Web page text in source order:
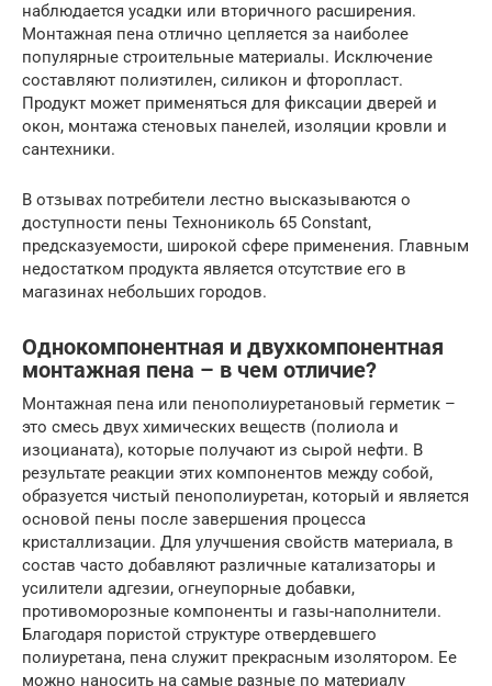
наблюдается усадки или вторичного расширения.
Монтажная пена отлично цепляется за наиболее
популярные строительные материалы. Исключение
составляют полиэтилен, силикон и фторопласт.
Продукт может применяться для фиксации дверей и
окон, монтажа стеновых панелей, изоляции кровли и
сантехники.
В отзывах потребители лестно высказываются о
доступности пены Технониколь 65 Constant,
предсказуемости, широкой сфере применения. Главным
недостатком продукта является отсутствие его в
магазинах небольших городов.
Однокомпонентная и двухкомпонентная
монтажная пена – в чем отличие?
Монтажная пена или пенополиуретановый герметик –
это смесь двух химических веществ (полиола и
изоцианата), которые получают из сырой нефти. В
результате реакции этих компонентов между собой,
образуется чистый пенополиуретан, который и является
основой пены после завершения процесса
кристаллизации. Для улучшения свойств материала, в
состав часто добавляют различные катализаторы и
усилители адгезии, огнеупорные добавки,
противоморозные компоненты и газы-наполнители.
Благодаря пористой структуре отвердевшего
полиуретана, пена служит прекрасным изолятором. Ее
можно наносить на самые разные по материалу